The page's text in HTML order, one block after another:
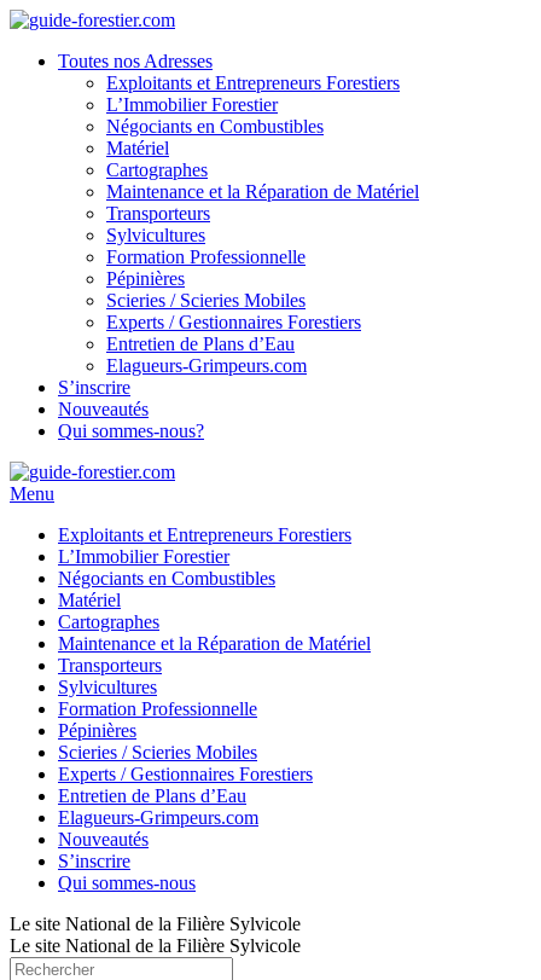
Toutes nos Adresses
Exploitants et Entrepreneurs Forestiers
L’Immobilier Forestier
Négociants en Combustibles
Matériel
Cartographes
Maintenance et la Réparation de Matériel
Transporteurs
Sylvicultures
Formation Professionnelle
Pépinières
Scieries / Scieries Mobiles
Experts / Gestionnaires Forestiers
Entretien de Plans d’Eau
Elagueurs-Grimpeurs.com
S’inscrire
Nouveautés
Qui sommes-nous?
Menu
Exploitants et Entrepreneurs Forestiers
L’Immobilier Forestier
Négociants en Combustibles
Matériel
Cartographes
Maintenance et la Réparation de Matériel
Transporteurs
Sylvicultures
Formation Professionnelle
Pépinières
Scieries / Scieries Mobiles
Experts / Gestionnaires Forestiers
Entretien de Plans d’Eau
Elagueurs-Grimpeurs.com
Nouveautés
S’inscrire
Qui sommes-nous
Le site National de la Filière Sylvicole
Le site National de la Filière Sylvicole